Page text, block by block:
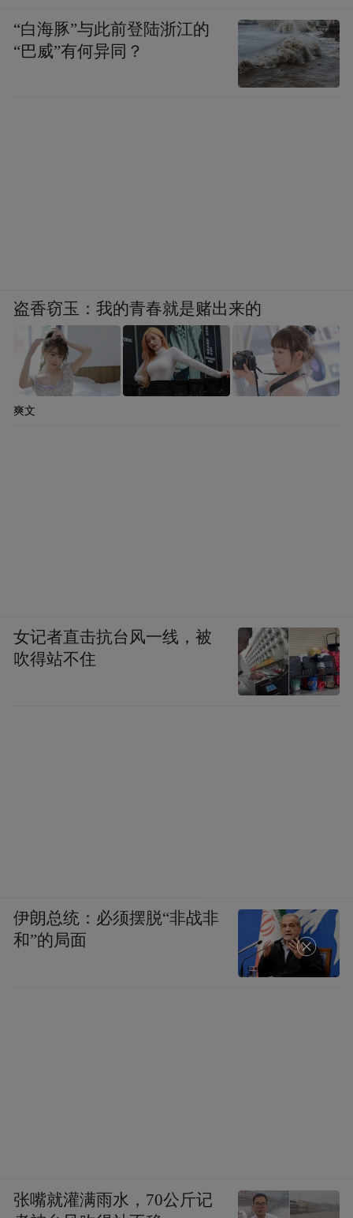
“白海豚”与此前登陆浙江的
“巴威”有何异同？
盗香窃玉：我的青春就是赌出来的
爽文
女记者直击抗台风一线，被
吹得站不住
伊朗总统：必须摆脱“非战非
和”的局面
张嘴就灌满雨水，70公斤记